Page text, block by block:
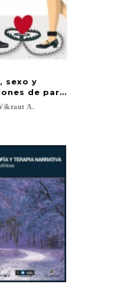
sexo y
de pareja: una
A.